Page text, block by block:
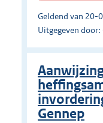
Geldend van
Uitgegeven door:
Gennep